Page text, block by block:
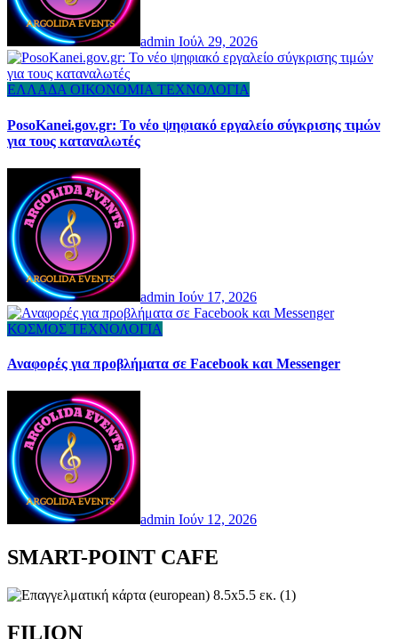
admin Ιούλ 29, 2026
ΕΛΛΑΔΑ ΟΙΚΟΝΟΜΙΑ ΤΕΧΝΟΛΟΓΙΑ
PosoKanei.gov.gr: Το νέο ψηφιακό εργαλείο σύγκρισης τιμών
για τους καταναλωτές
admin Ιούν 17, 2026
ΚΟΣΜΟΣ ΤΕΧΝΟΛΟΓΙΑ
Αναφορές για προβλήματα σε Facebook και Messenger
admin Ιούν 12, 2026
SMART-POINT CAFE
FILION